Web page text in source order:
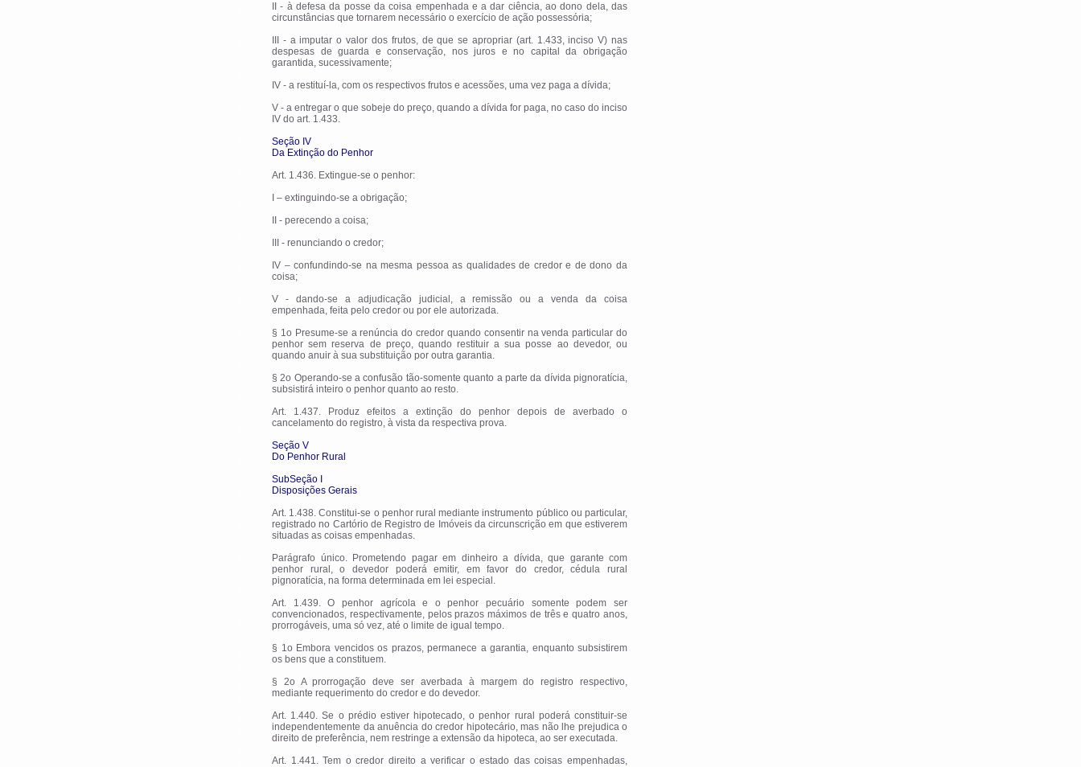
II - à defesa da posse da coisa empenhada e a dar ciência, ao dono dela, das
circunstâncias que tornarem necessário o exercício de ação possessória;
III - a imputar o valor dos frutos, de que se apropriar (art. 1.433, inciso V) nas
despesas de guarda e conservação, nos juros e no capital da obrigação
garantida, sucessivamente;
IV - a restituí-la, com os respectivos frutos e acessões, uma vez paga a dívida;
V - a entregar o que sobeje do preço, quando a dívida for paga, no caso do inciso
IV do art. 1.433.
Seção IV
Da Extinção do Penhor
Art. 1.436. Extingue-se o penhor:
I – extinguindo-se a obrigação;
II - perecendo a coisa;
III - renunciando o credor;
IV – confundindo-se na mesma pessoa as qualidades de credor e de dono da
coisa;
V - dando-se a adjudicação judicial, a remissão ou a venda da coisa
empenhada, feita pelo credor ou por ele autorizada.
§ 1o Presume-se a renúncia do credor quando consentir na venda particular do
penhor sem reserva de preço, quando restituir a sua posse ao devedor, ou
quando anuir à sua substituição por outra garantia.
§ 2o Operando-se a confusão tão-somente quanto a parte da dívida pignoratícia,
subsistirá inteiro o penhor quanto ao resto.
Art. 1.437. Produz efeitos a extinção do penhor depois de averbado o
cancelamento do registro, à vista da respectiva prova.
Seção V
Do Penhor Rural
SubSeção I
Disposições Gerais
Art. 1.438. Constitui-se o penhor rural mediante instrumento público ou particular,
registrado no Cartório de Registro de Imóveis da circunscrição em que estiverem
situadas as coisas empenhadas.
Parágrafo único. Prometendo pagar em dinheiro a dívida, que garante com
penhor rural, o devedor poderá emitir, em favor do credor, cédula rural
pignoratícia, na forma determinada em lei especial.
Art. 1.439. O penhor agrícola e o penhor pecuário somente podem ser
convencionados, respectivamente, pelos prazos máximos de três e quatro anos,
prorrogáveis, uma só vez, até o limite de igual tempo.
§ 1o Embora vencidos os prazos, permanece a garantia, enquanto subsistirem
os bens que a constituem.
§ 2o A prorrogação deve ser averbada à margem do registro respectivo,
mediante requerimento do credor e do devedor.
Art. 1.440. Se o prédio estiver hipotecado, o penhor rural poderá constituir-se
independentemente da anuência do credor hipotecário, mas não lhe prejudica o
direito de preferência, nem restringe a extensão da hipoteca, ao ser executada.
Art. 1.441. Tem o credor direito a verificar o estado das coisas empenhadas,